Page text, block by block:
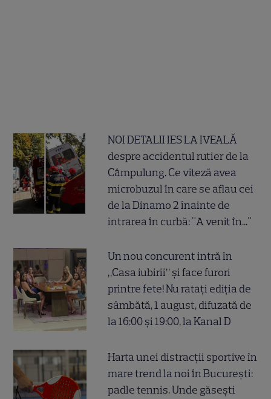
NOI DETALII IES LA IVEALĂ
despre accidentul rutier de la
Câmpulung. Ce viteză avea
microbuzul în care se aflau cei
de la Dinamo 2 înainte de
intrarea în curbă: "A venit în..."
Un nou concurent intră în
„Casa iubirii” și face furori
printre fete! Nu ratați ediția de
sâmbătă, 1 august, difuzată de
la 16:00 și 19:00, la Kanal D
Harta unei distracții sportive în
mare trend la noi în București:
padle tennis. Unde găsești